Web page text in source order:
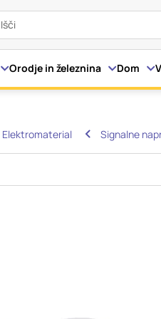
Orodje in železnina Dom
Elektromaterial Signalne
Nastavitve
Ko obiščete katero
pa skrbijo, da vaše
razkrivajo
informacij in
Ti piškotki so nujni